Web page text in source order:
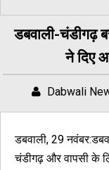
डबवाली-चंडीगढ़
ने दिए
Dabwali
डबवाली, 29
चंडीगढ़ और वापसी के